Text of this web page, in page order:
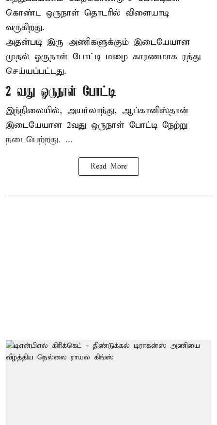
கொண்ட ஒருநாள் தொடரில் விளையாடி
வருகிறது.
அதன்படி இரு அணிகளுக்கும் இடையேயான
முதல் ஒருநாள் போட்டி மழை காரணமாக ரத்து
செய்யப்பட்டது.
2 வது ஒருநாள் போட்டி
இந்நிலையில், அயர்லாந்து, ஆப்கானிஸ்தான்
இடையேயான 2வது ஒருநாள் போட்டி நேற்று
நடைபெற்றது. ...
Read More